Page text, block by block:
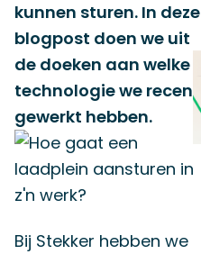
kunnen sturen. In deze
blogpost doen we uit
de doeken aan welke
technologie we recent
gewerkt hebben.
Bij Stekker hebben we